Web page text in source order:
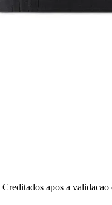
Creditados apos a validacao